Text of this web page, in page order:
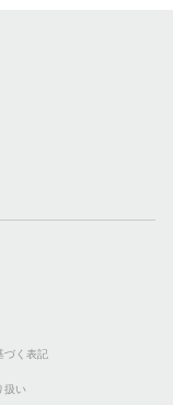
づく表記
扱い